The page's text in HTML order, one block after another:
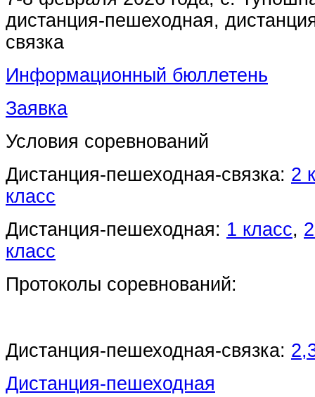
дистанция-пешеходная,
связка
Информационный бюллетень
Заявка
Условия соревнований
Дистанция-пешеходная-связка: 2
класс
Дистанция-пешеходная: 1 класс,
класс
Протоколы соревнований:
Дистанция-пешеходная-связка:
Дистанция-пешеходная